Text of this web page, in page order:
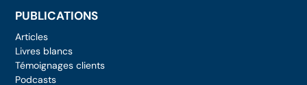
PUBLICATIONS
Articles
Livres blancs
Témoignages clients
Podcasts